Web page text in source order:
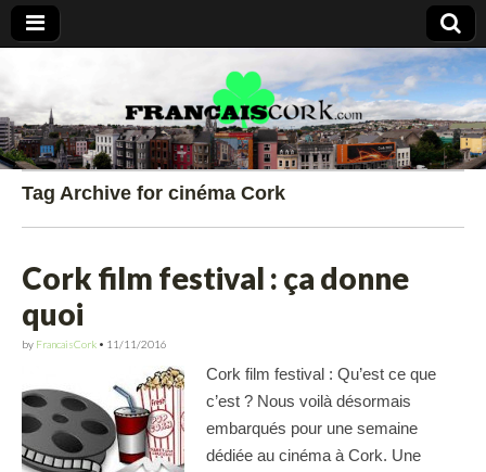
Francais Cork
Tag Archive for cinéma Cork
Cork film festival : ça donne
quoi
by FrancaisCork • 11/11/2016
Cork film festival : Qu’est ce que
c’est ? Nous voilà désormais
embarqués pour une semaine
dédiée au cinéma à Cork. Une